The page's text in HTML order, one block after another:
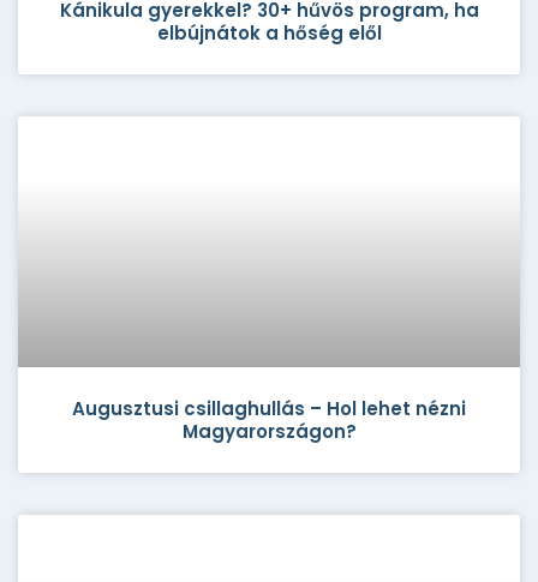
Kánikula gyerekkel? 30+ hűvös program, ha
elbújnátok a hőség elől
Augusztusi csillaghullás – Hol lehet nézni
Magyarországon?